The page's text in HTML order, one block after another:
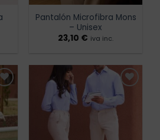
Pantalón Microfibra Mons
– Unisex
23,10 € iva inc.
la
Añadir
a la
lista de
deseos